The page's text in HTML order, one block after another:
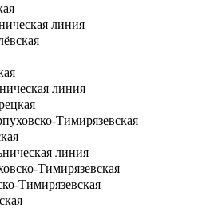
линия
линия
Тимирязевская
линия
Тимирязевская
Тимирязевская